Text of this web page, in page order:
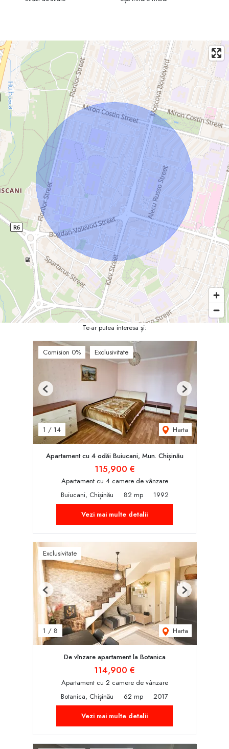
Te-ar putea interesa și:
Comision 0% Exclusivitate
1 / 14 Harta
Previous Next
Apartament cu 4 odăi Buiucani, Mun. Chișinău
115,900 €
Apartament cu 4 camere de vânzare
Buiucani, Chișinău
82 mp
1992
Vezi mai multe detalii
Exclusivitate
1 / 8 Harta
Previous Next
De vînzare apartament la Botanica
114,900 €
Apartament cu 2 camere de vânzare
Botanica, Chișinău
62 mp
2017
Vezi mai multe detalii